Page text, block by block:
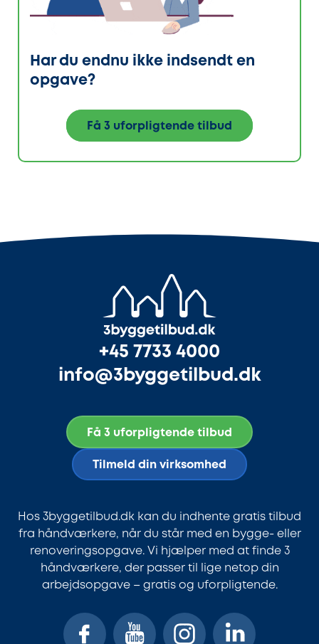
Har du endnu ikke indsendt en
opgave?
Få 3 uforpligtende tilbud
+45 7733 4000
info@3byggetilbud.dk
Få 3 uforpligtende tilbud
Tilmeld din virksomhed
Hos 3byggetilbud.dk kan du indhente gratis tilbud
fra håndværkere, når du står med en bygge- eller
renoveringsopgave. Vi hjælper med at finde 3
håndværkere, der passer til lige netop din
arbejdsopgave – gratis og uforpligtende.